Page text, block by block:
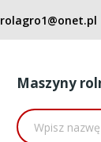
rolagro1@onet.pl
Maszyny